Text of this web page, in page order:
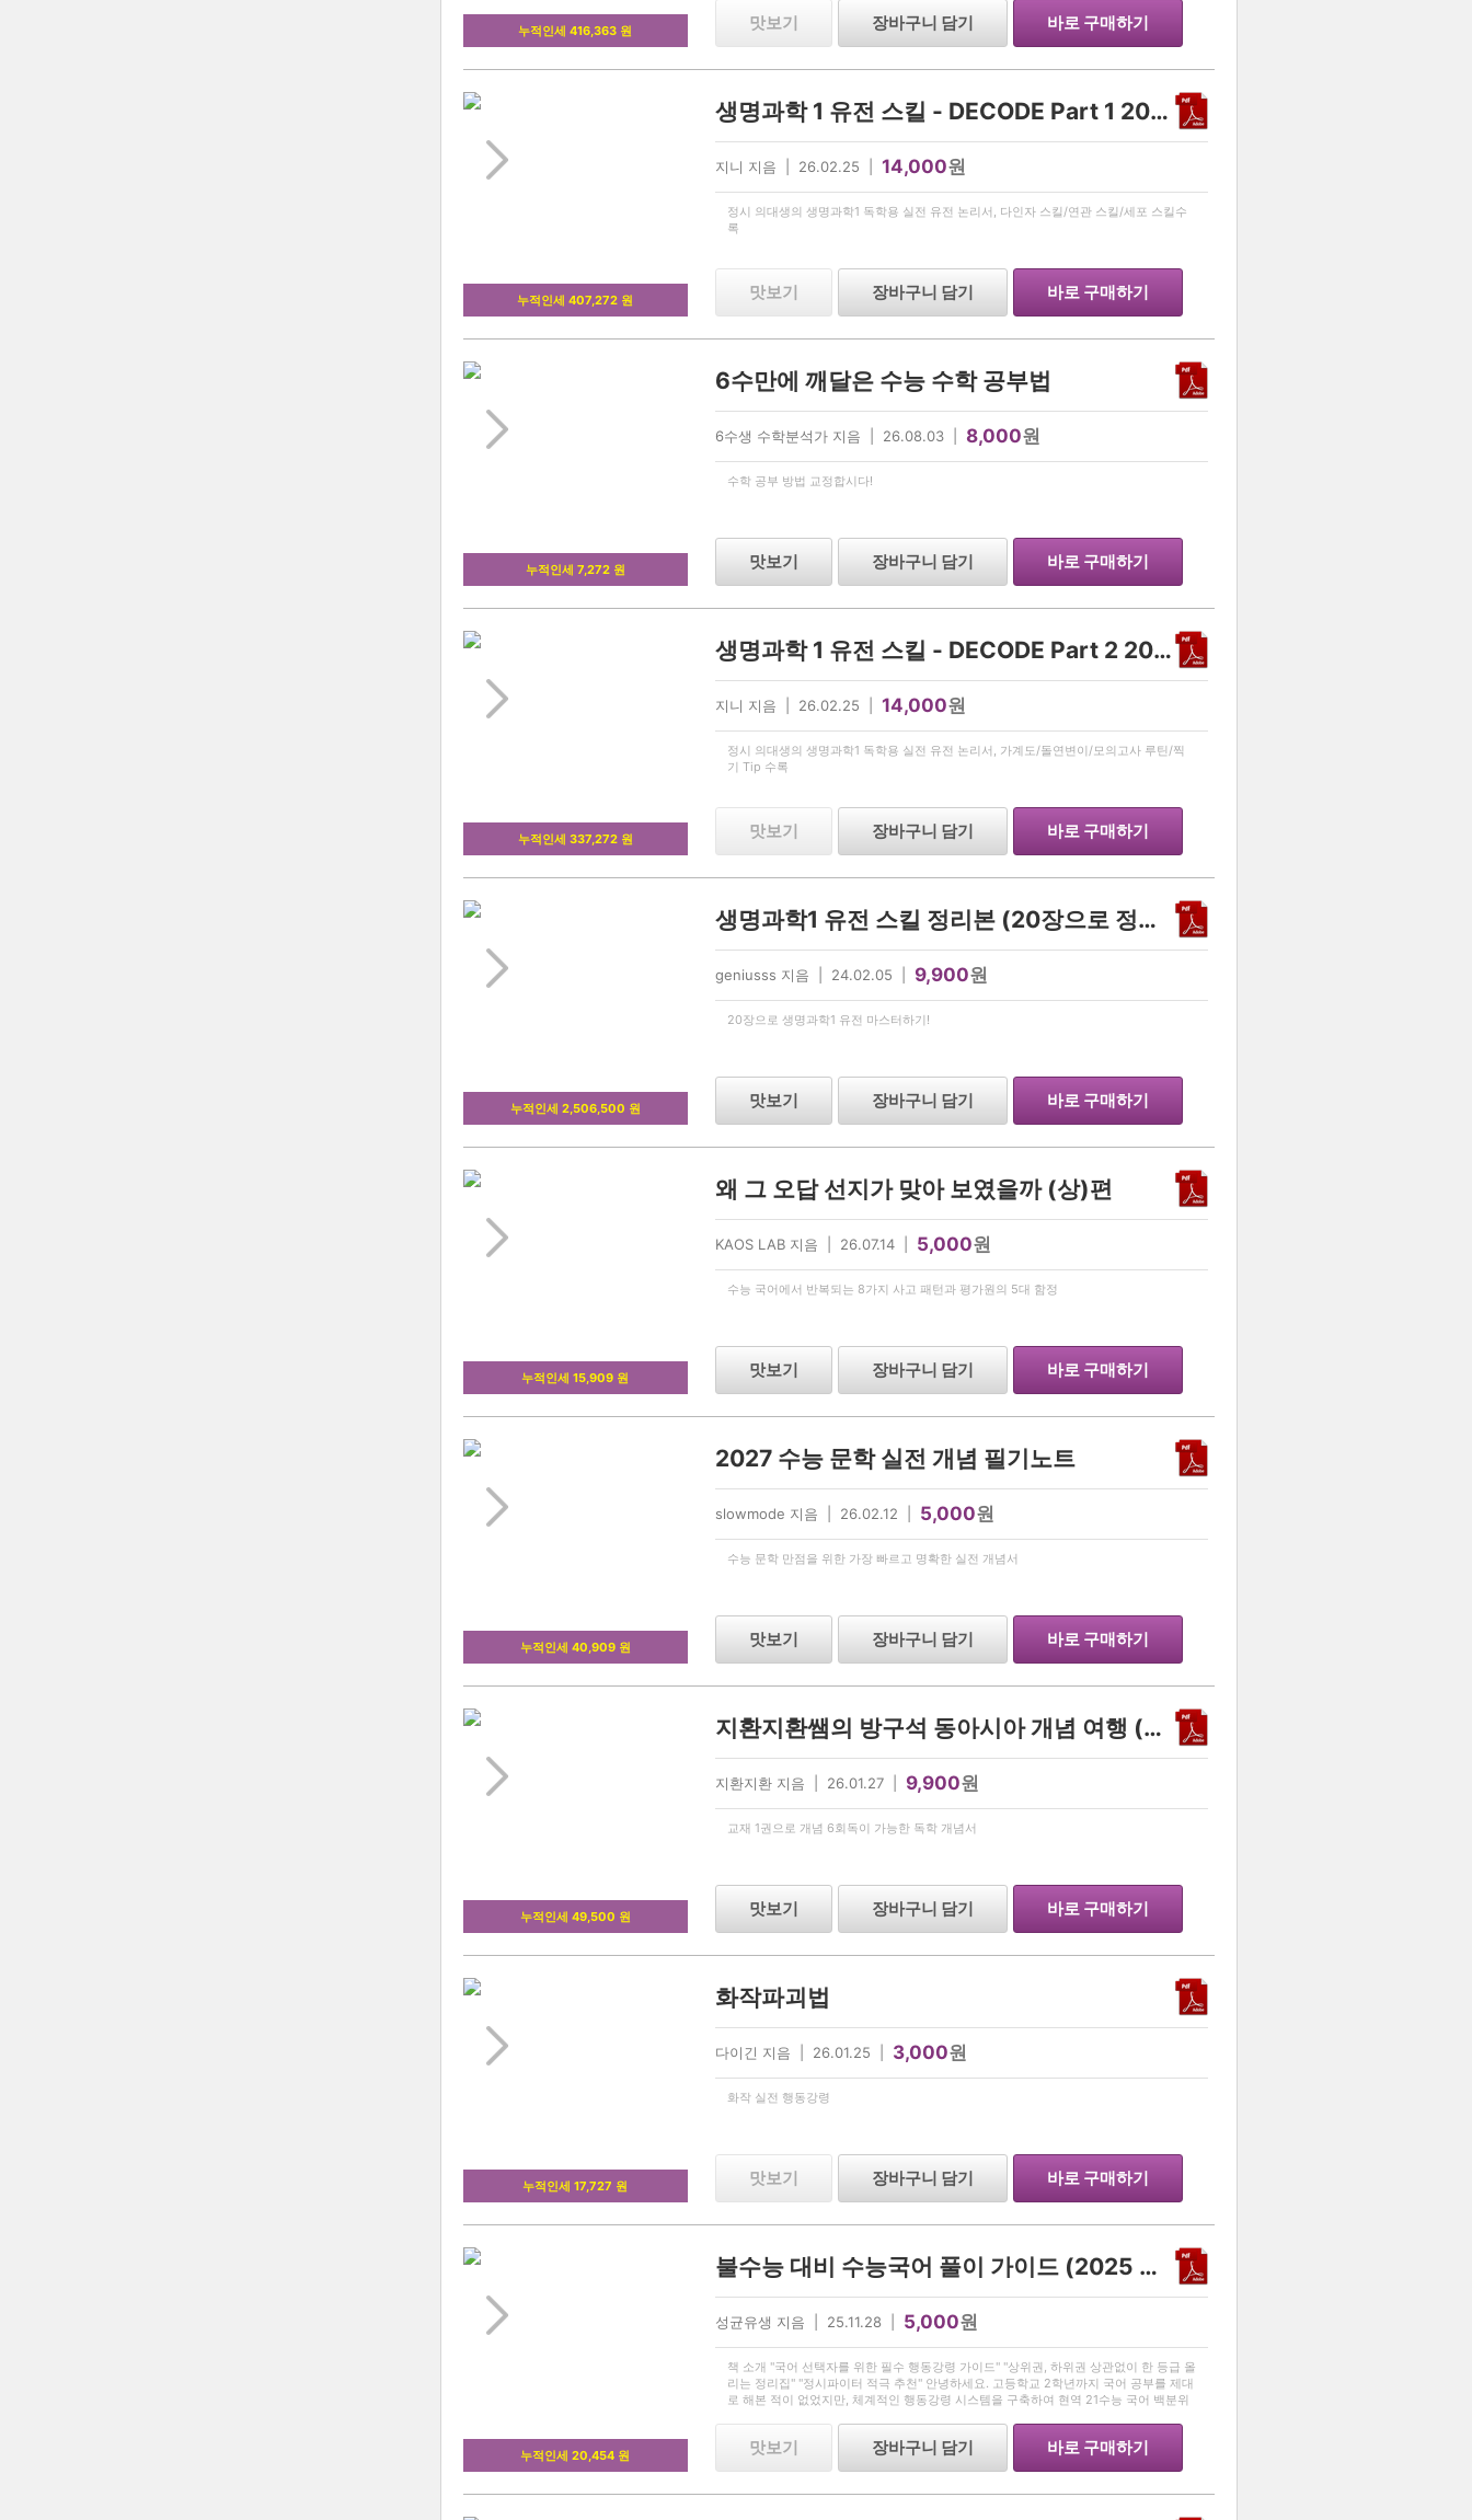
누적인세 416,363 원 맛보기 장바구니 담기 바로 구매하기
누적인세 407,272 원
생명과학 1 유전 스킬 - DECODE Part 1 2027
지니 지음 | 26.02.25 | 14,000원
정시 의대생의 생명과학1 독학용 실전 유전 논리서, 다인자 스킬/연관 스킬/세포 스킬수
록
맛보기 장바구니 담기 바로 구매하기
누적인세 7,272 원
6수만에 깨달은 수능 수학 공부법
6수생 수학분석가 지음 | 26.08.03 | 8,000원
수학 공부 방법 교정합시다!
맛보기 장바구니 담기 바로 구매하기
누적인세 337,272 원
생명과학 1 유전 스킬 - DECODE Part 2 2027
지니 지음 | 26.02.25 | 14,000원
정시 의대생의 생명과학1 독학용 실전 유전 논리서, 가계도/돌연변이/모의고사 루틴/찍
기 Tip 수록
맛보기 장바구니 담기 바로 구매하기
누적인세 2,506,500 원
생명과학1 유전 스킬 정리본 (20장으로 정복하기)
geniusss 지음 | 24.02.05 | 9,900원
20장으로 생명과학1 유전 마스터하기!
맛보기 장바구니 담기 바로 구매하기
누적인세 15,909 원
왜 그 오답 선지가 맞아 보였을까 (상)편
KAOS LAB 지음 | 26.07.14 | 5,000원
수능 국어에서 반복되는 8가지 사고 패턴과 평가원의 5대 함정
맛보기 장바구니 담기 바로 구매하기
누적인세 40,909 원
2027 수능 문학 실전 개념 필기노트
slowmode 지음 | 26.02.12 | 5,000원
수능 문학 만점을 위한 가장 빠르고 명확한 실전 개념서
맛보기 장바구니 담기 바로 구매하기
누적인세 49,500 원
지환지환쌤의 방구석 동아시아 개념 여행 (2027학년도 수능 대비)
지환지환 지음 | 26.01.27 | 9,900원
교재 1권으로 개념 6회독이 가능한 독학 개념서
맛보기 장바구니 담기 바로 구매하기
누적인세 17,727 원
화작파괴법
다이긴 지음 | 26.01.25 | 3,000원
화작 실전 행동강령
맛보기 장바구니 담기 바로 구매하기
누적인세 20,454 원
불수능 대비 수능국어 풀이 가이드 (2025 리뉴얼 Ver)
성균유생 지음 | 25.11.28 | 5,000원
책 소개 "국어 선택자를 위한 필수 행동강령 가이드" "상위권, 하위권 상관없이 한 등급 올
리는 정리집" "정시파이터 적극 추천" 안녕하세요. 고등학교 2학년까지 국어 공부를 제대
로 해본 적이 없었지만, 체계적인 행동강령 시스템을 구축하여 현역 21수능 국어 백분위
맛보기 장바구니 담기 바로 구매하기